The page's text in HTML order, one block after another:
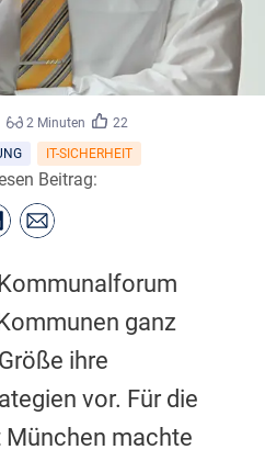
2 Minuten
22
IT-SICHERHEIT
Beitrag:
ganz
ihre
vor. Für die
machte